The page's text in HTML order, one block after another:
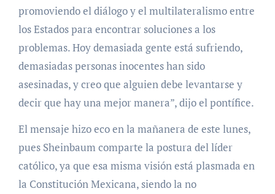
promoviendo el diálogo y el multilateralismo entre
los Estados para encontrar soluciones a los
problemas. Hoy demasiada gente está sufriendo,
demasiadas personas inocentes han sido
asesinadas, y creo que alguien debe levantarse y
decir que hay una mejor manera”, dijo el pontífice.
El mensaje hizo eco en la mañanera de este lunes,
pues Sheinbaum comparte la postura del líder
católico, ya que esa misma visión está plasmada en
la Constitución Mexicana, siendo la no